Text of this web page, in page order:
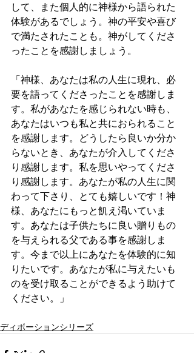
して、また個人的に神様から語られた
体験があるでしょう。神の平安や喜び
で満たされたことも。神がしてくださ
ったことを感謝しましょう。
「神様、あなたは私の人生に現れ、必
要を語ってくださったことを感謝しま
す。私があなたを感じられない時も、
あなたはいつも私と共におられること
を感謝します。どうしたら良いか分か
らないとき、あなたが介入してくださ
り感謝します。私を思いやってくださ
り感謝します。あなたが私の人生に関
わって下さり、とても嬉しいです！神
様、あなたにもっと飢え渇いていま
す。あなたは子供たちに良い贈りもの
を与えられる父である事を感謝しま
す。今まで以上にあなたを体験的に知
りたいです。あなたが私に与えたいも
のを受け取ることができるよう助けて
ください。」
ディボーションシリーズ